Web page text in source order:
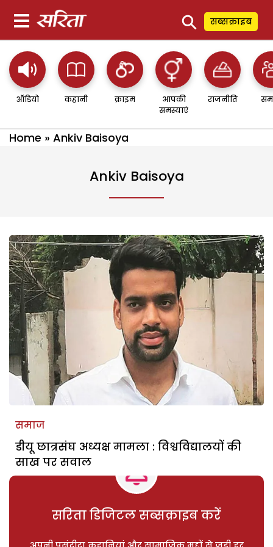
⚲ सब्सक्राइब
ऑडियो कहानी क्राइम
आपकी
समस्याएं
राजनीति
Home » Ankiv Baisoya
Ankiv Baisoya
समाज
डीयू छात्रसंघ अध्यक्ष मामला : विश्वविद्यालयों की
साख पर सवाल
सरिता डिजिटल सब्सक्राइब करें